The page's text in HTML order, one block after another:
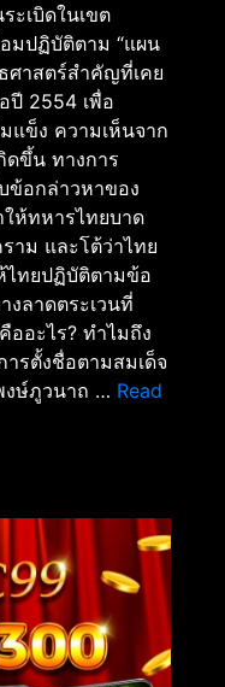
ะเบิดในเขต
มปฏิบัติตาม “แผน
ศาสตร์สำคัญที่เคย
ปี 2554 เพื่อ
แข็ง ความเห็นจาก
ดขึ้น ทางการ
ข้อกล่าวหาของ
ห้ทหารไทยบาด
าม และโต้ว่าไทย
ไทยปฏิบัติตามข้อ
งลาดตระเวนที่
ออะไร? ทำไมถึง
รตั้งชื่อตามสมเด็จ
งษ์ภูวนาถ … Read